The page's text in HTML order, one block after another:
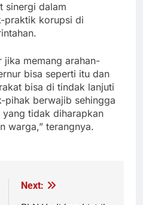
sinergi dalam
praktik korupsi di
jika memang arahan-
bisa seperti itu dan
bisa di tindak lanjuti
pihak berwajib sehingga
tidak diharapkan
warga,” terangnya.
Next: